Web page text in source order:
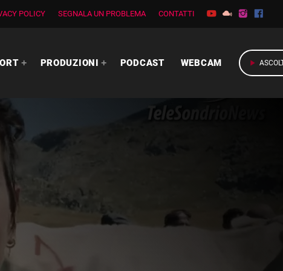
POLICY SEGNALA UN PROBLEMA CONTATTI
PRODUZIONI PODCAST WEBCAM play_arrow